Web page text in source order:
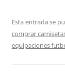
Esta entrada se
comprar
equipaciones